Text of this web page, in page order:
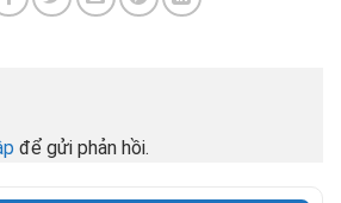
để gửi phản hồi.